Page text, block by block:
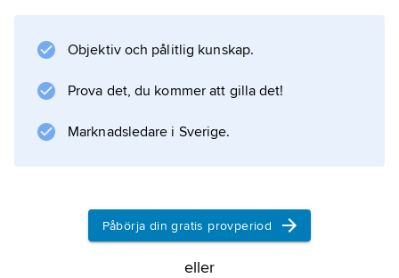
vara runt 1,5 miljoner, eller sex gånger antalet
Ekologi och utbredning
Systematik
Objektiv och pålitlig kunskap.
Prova det, du kommer att gilla det!
Marknadsledare i Sverige.
Påbörja din gratis provperiod
eller